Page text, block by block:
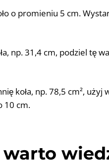
o promieniu 5 cm.
np. 31,4 cm, podziel tę
koła, np. 78,5 cm²,
10 cm.
warto